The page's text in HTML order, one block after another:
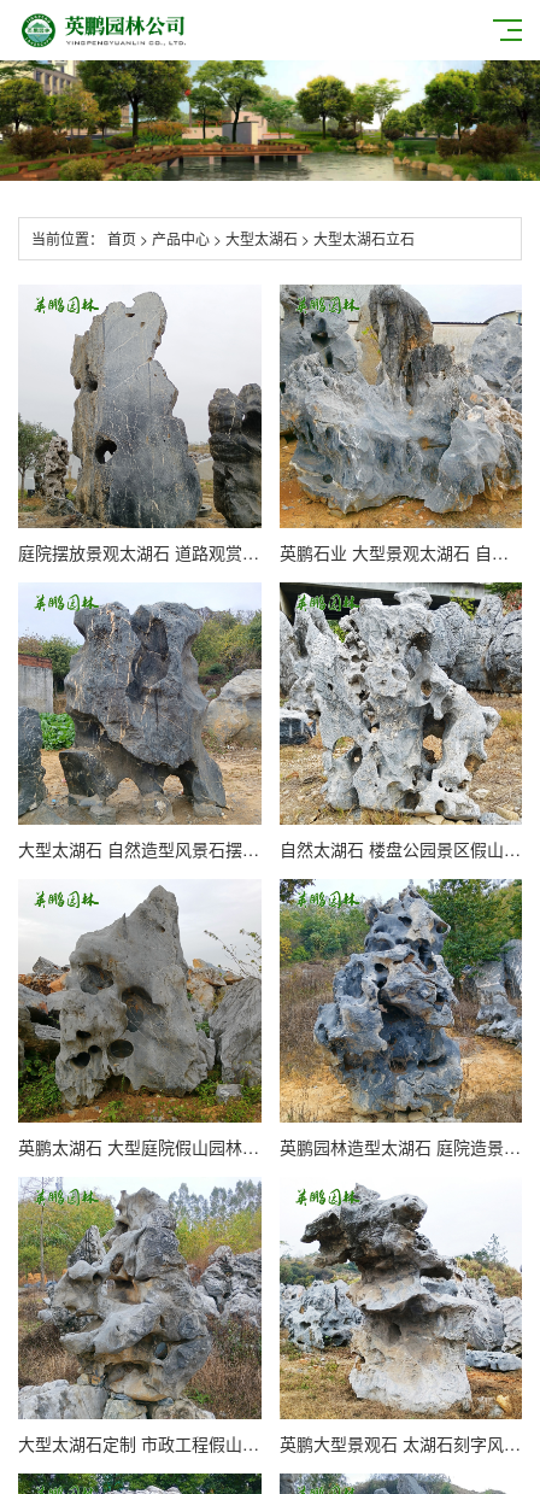
当前位置： 首页 > 产品中心 > 大型太湖石 > 大型太湖石立石
庭院摆放景观太湖石 道路观赏 造型丰富 英鹏园林 英鹏石业 大型景观太湖石 自然窟窿太湖石 产地直发
大型太湖石 自然造型风景石摆放 石材丰富 英鹏石业 自然太湖石 楼盘公园景区假山石 造型丰富 品质好
英鹏太湖石 大型庭院假山园林景观石 鱼池观赏石驳岸石 英鹏园林造型太湖石 庭院造景 湖石园林点缀石
大型太湖石定制 市政工程假山石 英鹏园林窟窿造型石 英鹏大型景观石 太湖石刻字风景石 园林用假山石